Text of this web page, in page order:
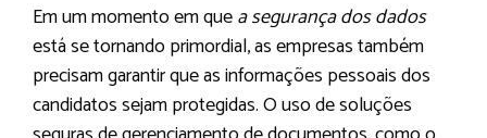
Em um momento em quea segurança dos dados
está se tornando primordial, as empresas também
precisam garantir que as informações pessoais dos
candidatos sejam protegidas. O uso de soluções